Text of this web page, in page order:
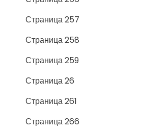
Страница 257
Страница 258
Страница 259
Страница 26
Страница 261
Страница 266